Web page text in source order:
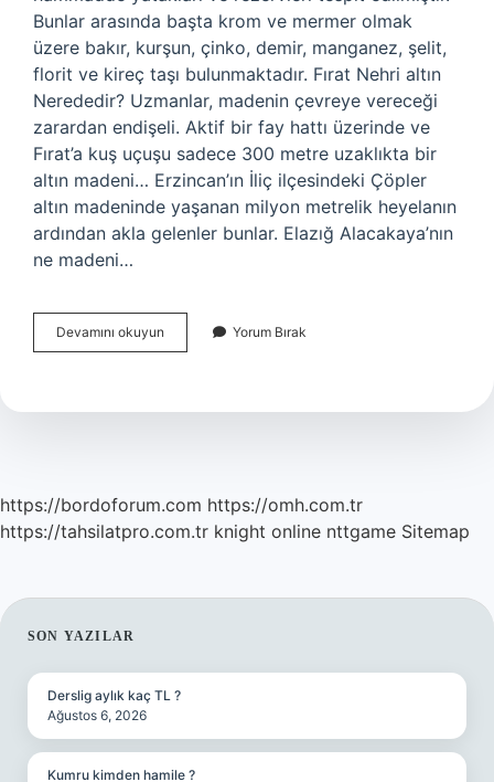
Bunlar arasında başta krom ve mermer olmak
üzere bakır, kurşun, çinko, demir, manganez, şelit,
florit ve kireç taşı bulunmaktadır. Fırat Nehri altın
Nerededir? Uzmanlar, madenin çevreye vereceği
zarardan endişeli. Aktif bir fay hattı üzerinde ve
Fırat’a kuş uçuşu sadece 300 metre uzaklıkta bir
altın madeni… Erzincan’ın İliç ilçesindeki Çöpler
altın madeninde yaşanan milyon metrelik heyelanın
ardından akla gelenler bunlar. Elazığ Alacakaya’nın
ne madeni…
Devamını okuyun
Altın
Yorum Bırak
https://bordoforum.com https://omh.com.tr
https://tahsilatpro.com.tr knight online nttgame Sitemap
SIDEBAR
SON YAZILAR
Derslig aylık kaç TL ?
Ağustos 6, 2026
Kumru kimden hamile ?